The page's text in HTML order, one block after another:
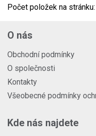
Počet položek na stránku:
O nás
Obchodní podmínky
O společnosti
Kontakty
Všeobecné podmínky
Kde nás najdete